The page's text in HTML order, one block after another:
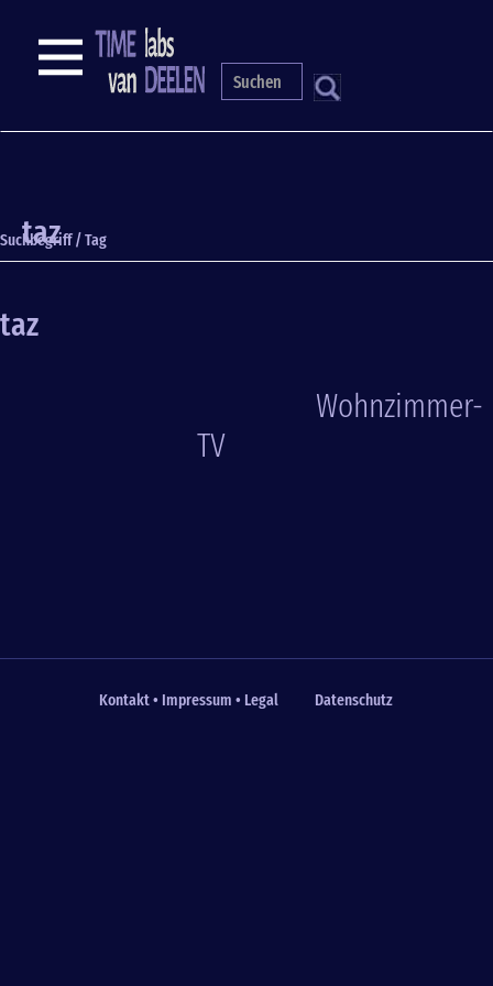
S
NAVIGATION
taz
Suchbegriff / Tag
taz
Wohnzimmer-
TV
Fußzeile
Kontakt • Impressum • Legal Datenschutz